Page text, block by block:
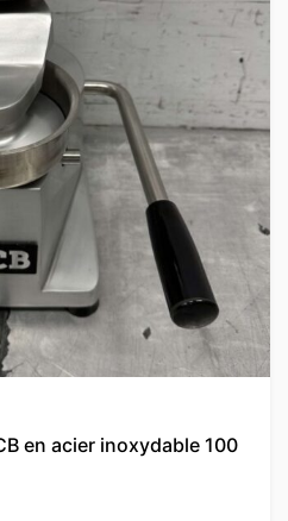
en acier inoxydable 100